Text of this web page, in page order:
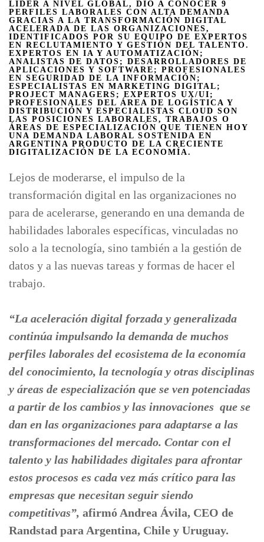
LÍDER A NIVEL GLOBAL, DIO A CONOCER 9
PERFILES LABORALES CON ALTA DEMANDA
GRACIAS A LA TRANSFORMACIÓN DIGITAL
ACELERADA DE LAS ORGANIZACIONES,
IDENTIFICADOS POR SU EQUIPO DE EXPERTOS
EN RECLUTAMIENTO Y GESTIÓN DEL TALENTO.
EXPERTOS EN IA Y AUTOMATIZACIÓN;
ANALISTAS DE DATOS; DESARROLLADORES DE
APLICACIONES Y SOFTWARE; PROFESIONALES
EN SEGURIDAD DE LA INFORMACIÓN;
ESPECIALISTAS EN MARKETING DIGITAL;
PROJECT MANAGERS; EXPERTOS UX/UI;
PROFESIONALES DEL ÁREA DE LOGÍSTICA Y
DISTRIBUCIÓN Y ESPECIALISTAS CLOUD SON
LAS POSICIONES LABORALES, TRABAJOS O
ÁREAS DE ESPECIALIZACIÓN QUE TIENEN HOY
UNA DEMANDA LABORAL SOSTENIDA EN
ARGENTINA PRODUCTO DE LA CRECIENTE
DIGITALIZACIÓN DE LA ECONOMÍA.
Lejos de moderarse, el impulso de la
transformación digital en las organizaciones no
para de acelerarse, generando en una demanda de
habilidades laborales específicas, vinculadas no
solo a la tecnología, sino también a la gestión de
datos y a las nuevas tareas y formas de hacer el
trabajo.
“La aceleración digital forzada y generalizada
continúa impulsando la demanda de muchos
perfiles laborales del ecosistema de la economía
del conocimiento, la tecnología y otras disciplinas
y áreas de especialización que se ven potenciadas
a partir de los cambios y las innovaciones que se
dan en las organizaciones para adaptarse a las
transformaciones del mercado. Contar con el
talento y las habilidades digitales para afrontar
estos procesos es cada vez más crítico para las
empresas que necesitan seguir siendo
competitivas”, afirmó Andrea Ávila, CEO de
Randstad para Argentina, Chile y Uruguay.